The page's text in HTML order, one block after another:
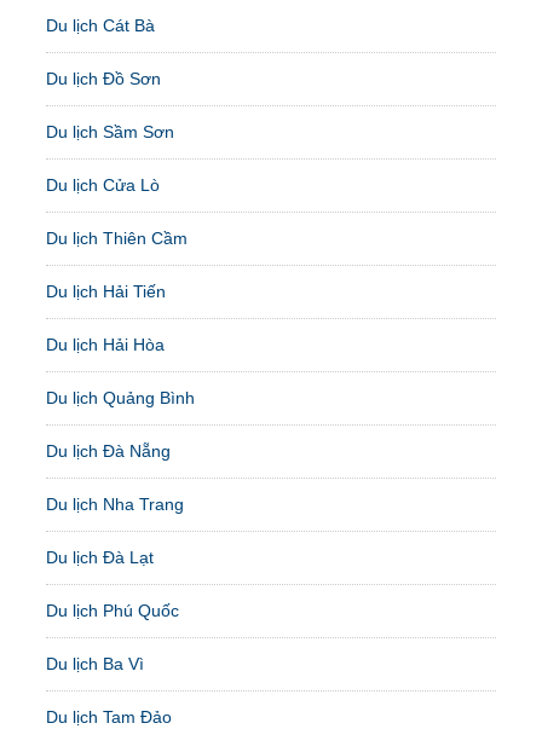
Du lịch Cát Bà
Du lịch Đồ Sơn
Du lịch Sầm Sơn
Du lịch Cửa Lò
Du lịch Thiên Cầm
Du lịch Hải Tiến
Du lịch Hải Hòa
Du lịch Quảng Bình
Du lịch Đà Nẵng
Du lịch Nha Trang
Du lịch Đà Lạt
Du lịch Phú Quốc
Du lịch Ba Vì
Du lịch Tam Đảo